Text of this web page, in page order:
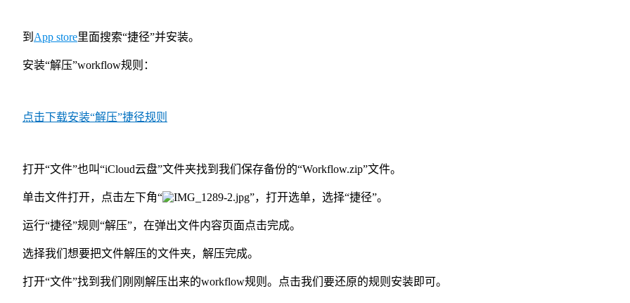
到 App store里面搜索“捷径”并安装。
安装“解压”workflow规则：
点击下载安装“解压”捷径规则
打开“文件”也叫“iCloud云盘”文件夹找到我们保存备份的“Workflow.zip”文件。
单击文件打开，点击左下角“ ”，打开选单，选择“捷径”。
运行“捷径”规则“解压”，在弹出文件内容页面点击完成。
选择我们想要把文件解压的文件夹，解压完成。
打开“文件”找到我们刚刚解压出来的workflow规则。点击我们要还原的规则安装即可。